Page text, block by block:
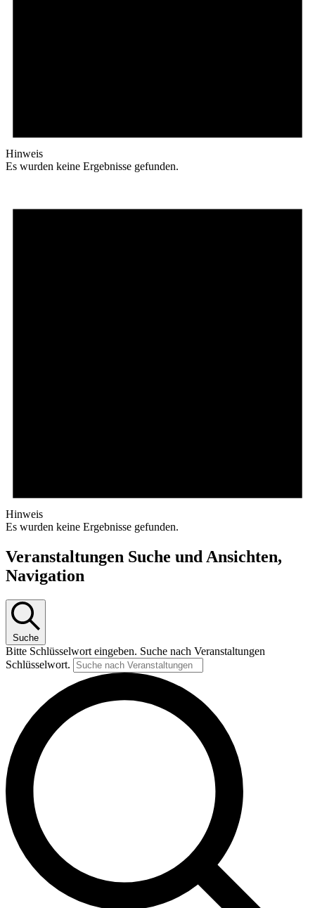
Hinweis
Es wurden keine Ergebnisse gefunden.
Hinweis
Es wurden keine Ergebnisse gefunden.
Veranstaltungen Suche und Ansichten,
Navigation
Suche
Bitte Schlüsselwort eingeben. Suche nach Veranstaltungen
Schlüsselwort.